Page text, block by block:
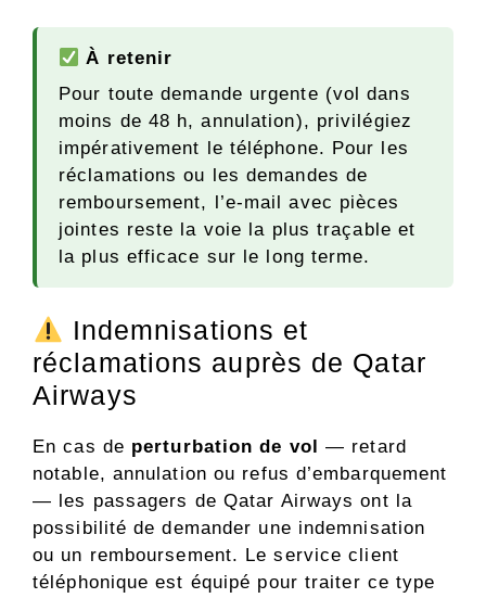
À retenir
Pour toute demande urgente (vol dans
moins de 48 h, annulation), privilégiez
impérativement le téléphone. Pour les
réclamations ou les demandes de
remboursement, l’e-mail avec pièces
jointes reste la voie la plus traçable et
la plus efficace sur le long terme.
Indemnisations et
réclamations auprès de Qatar
Airways
En cas de perturbation de vol — retard
notable, annulation ou refus d’embarquement
— les passagers de Qatar Airways ont la
possibilité de demander une indemnisation
ou un remboursement. Le service client
téléphonique est équipé pour traiter ce type